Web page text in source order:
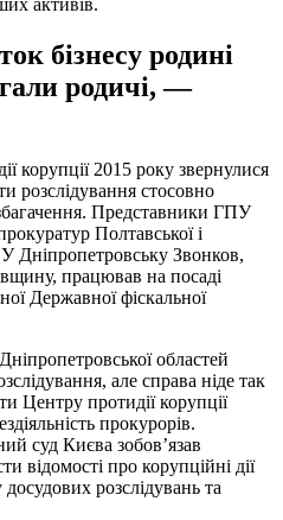
бізнесу родині
родичі, —
корупції 2015 року звернулися
розслідування стосовно
Представники ГПУ
Полтавської і
Дніпропетровську Звонков,
працював на посаді
Державної фіскальної
областей
але справа ніде так
Центру протидії корупції
прокурорів.
суд Києва зобов’язав
відомості про корупційні дії
розслідувань та